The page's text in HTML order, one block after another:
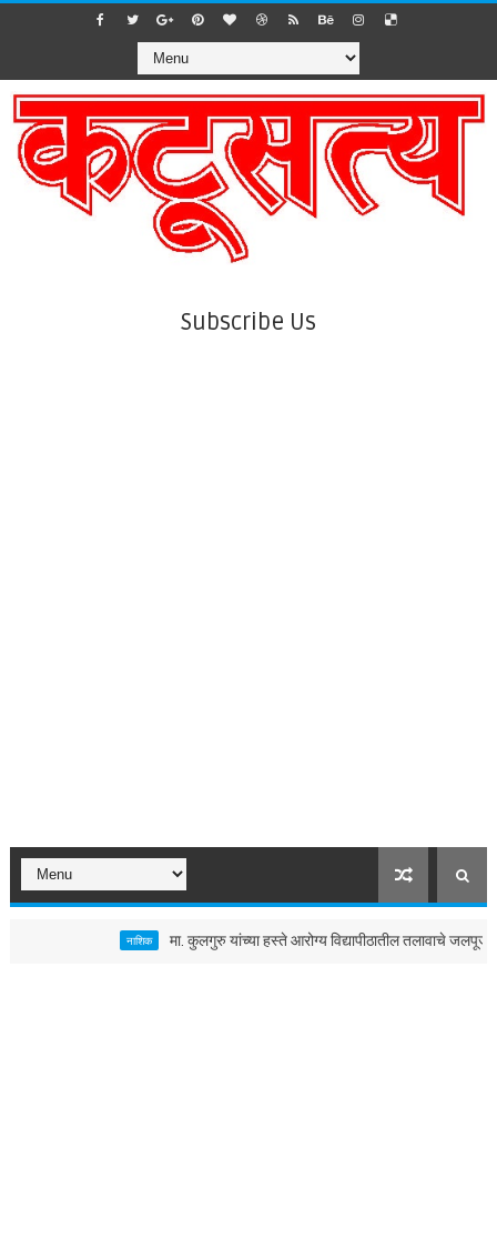
Subscribe Us
मा. कुलगुरु यांच्या हस्ते आरोग्य विद्यापीठातील तलावाचे जलपूजन टेंभुर्णी